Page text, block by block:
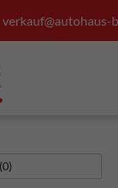
verkauf@autohaus-
0)